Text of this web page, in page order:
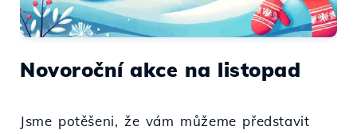
Novoroční akce na listopad
Jsme potěšeni, že vám můžeme představit